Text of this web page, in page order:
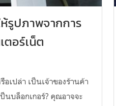
รูปภาพจากการ
อร์เน็ต
เปล่า เป็นเจ้าของร้านค้า
นบล็อกเกอร์? คุณอาจจะ